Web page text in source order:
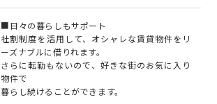
■日々の暮らしもサポート
社割制度を活用して、オシャレな賃貸物件をリ
ーズナブルに借りれます。
さらに転勤もないので、好きな街のお気に入り
物件で
暮らし続けることができます。